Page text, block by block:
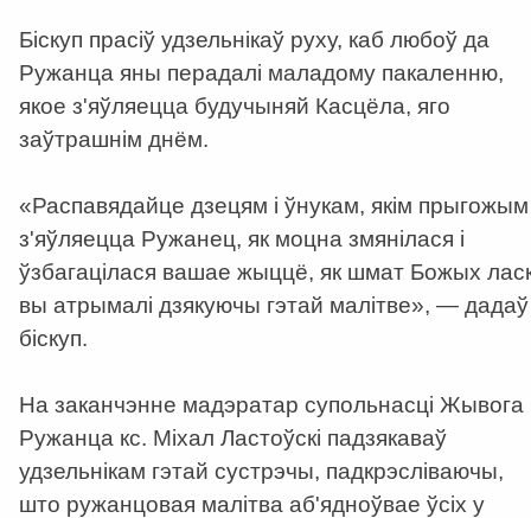
Біскуп прасіў удзельнікаў руху, каб любоў да
Ружанца яны перадалі маладому пакаленню,
якое з'яўляецца будучыняй Касцёла, яго
заўтрашнім днём.
«Распавядайце дзецям і ўнукам, якім прыгожым
з'яўляецца Ружанец, як моцна змянілася і
ўзбагацілася вашае жыццё, як шмат Божых
вы атрымалі дзякуючы гэтай малітве», — дадаў
біскуп.
На заканчэнне мадэратар супольнасці Жывога
Ружанца кс. Міхал Ластоўскі падзякаваў
удзельнікам гэтай сустрэчы, падкрэсліваючы,
што ружанцовая малітва аб'ядноўвае ўсіх у